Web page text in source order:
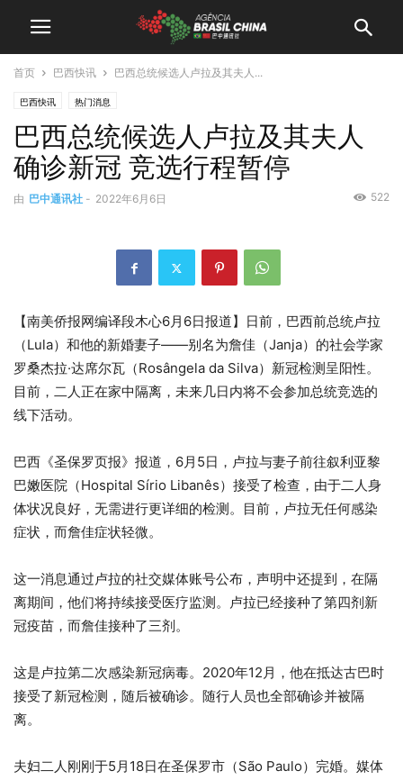
首页 巴西快讯 巴西总统候选人卢拉及其夫人...
巴西快讯 热门消息
巴西总统候选人卢拉及其夫人
确诊新冠 竞选行程暂停
由 巴中通讯社 - 2022年6月6日 522
【南美侨报网编译段木心6月6日报道】日前，巴西前总统卢拉
（Lula）和他的新婚妻子——别名为詹佳（Janja）的社会学家
罗桑杰拉·达席尔瓦（Rosângela da Silva）新冠检测呈阳性。
目前，二人正在家中隔离，未来几日内将不会参加总统竞选的
线下活动。
巴西《圣保罗页报》报道，6月5日，卢拉与妻子前往叙利亚黎
巴嫩医院（Hospital Sírio Libanês）接受了检查，由于二人身
体状况良好，无需进行更详细的检测。目前，卢拉无任何感染
症状，而詹佳症状轻微。
这一消息通过卢拉的社交媒体账号公布，声明中还提到，在隔
离期间，他们将持续接受医疗监测。卢拉已经接种了第四剂新
冠疫苗，而詹佳接种了三剂。
这是卢拉第二次感染新冠病毒。2020年12月，他在抵达古巴时
接受了新冠检测，随后被确诊。随行人员也全部确诊并被隔
离。
夫妇二人刚刚于5月18日在圣保罗市（São Paulo）完婚。媒体